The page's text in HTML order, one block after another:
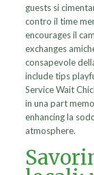
guests si
contro il time
encourages il
exchanges
consapevole
include tips
Service Wait
in una part
enhancing la
atmosphere.